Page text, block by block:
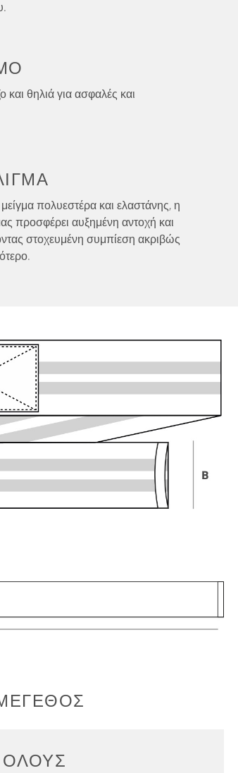
θηλιά για ασφαλές και
πολυεστέρα και ελαστάνης, η
προσφέρει αυξημένη αντοχή και
στοχευμένη συμπίεση ακριβώς